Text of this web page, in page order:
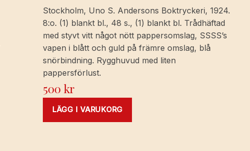
Stockholm, Uno S. Andersons Boktryckeri, 1924.
8:o. (1) blankt bl., 48 s., (1) blankt bl. Trådhäftad
med styvt vitt något nött pappersomslag, SSSS’s
vapen i blått och guld på främre omslag, blå
snörbindning. Rygghuvud med liten
pappersförlust.
500kr
LÄGG I VARUKORG